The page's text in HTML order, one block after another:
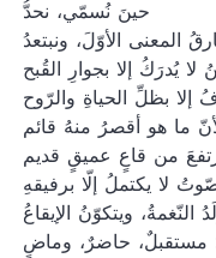
حينَ نُسمّي، نحدُّ
المعنى الأوّلَ، ونبتعدُ
لا يُدرَكُ إلا بجوارِ القُبح
إلا بظلِّ الحياةِ والرّوح
ما هو أقصرُ منهُ قائم
من قاعٍ عميقٍ قديم
النّغمةُ، ويتكوّنُ الإيقاعُ
مستقبلٌ، حاضرٌ، وماضٍ